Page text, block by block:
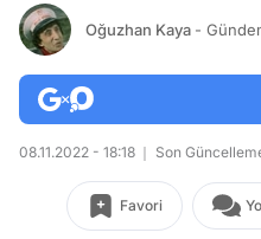
Oğuzhan Kaya -
08.11.2022 - 18:18 Son
Favori